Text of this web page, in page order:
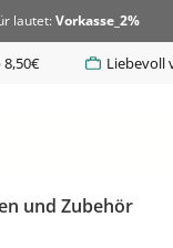
lautet: Vorkasse_2%
Liebevoll
und Zubehör